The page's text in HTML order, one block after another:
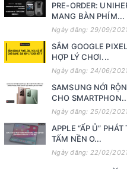
PRE-ORDER:
MANG BÀN PHÍM...
Ngày đăng: 29/09/
SẮM GOOGLE
HỢP LÝ CHƠI...
Ngày đăng: 24/06/
SAMSUNG NỚI
CHO
Ngày đăng: 25/02/
APPLE “ẤP Ủ”
TẤM NỀN O...
Ngày đăng: 22/02/